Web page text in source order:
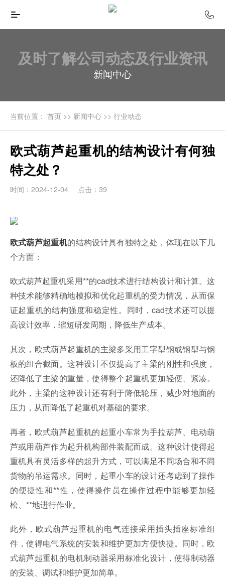
及时了解公司动态及行业资讯
新闻中心
当前位置： 首页>> 新闻中心>> 行业动态
欧式葫芦起重机的结构设计有何独
特之处？
时间：2024-12-04 点击：39
欧式葫芦起重机的结构设计具有独特之处，体现在以下几
个方面：
欧式葫芦起重机采用**的cad技术进行结构设计和计算。这
种技术能够精确地模拟和优化起重机的受力情况，从而保
证起重机的结构强度和稳定性。同时，cad技术还可以提
高设计效率，缩短研发周期，降低生产成本。
其次，欧式葫芦起重机的主梁多采用工字型钢或钢型与钢
板的组合截面。这种设计不仅提高了主梁的刚性和强度，
还降低了主梁的重量，使得整个起重机更加轻便、紧凑。
此外，主梁的这种设计还有利于降低轮压，减少对地面的
压力，从而降低了起重机对基础的要求。
再者，欧式葫芦起重机的起重小车常为手拉葫芦、电动葫
芦或用葫芦作为起升机构部件装配而成。这种设计使得起
重机具有灵活多样的起升方式，可以满足不同场合和不同
货物的吊运需求。同时，起重小车的设计还考虑到了操作
的便捷性和**性，使得操作员在操作过程中能够更加轻
松、**地进行作业。
此外，欧式葫芦起重机的电气连接采用插头插座标准组
件，使得电气系统的安装和维护更加方便快捷。同时，欧
式葫芦起重机的电机制动器采用标准化设计，使得制动器
的安装、调试和维护更加简单。